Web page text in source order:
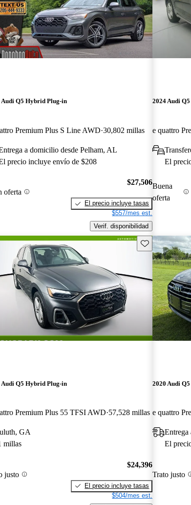
Audi Q5 Hybrid Plug-in
Premium Plus S Line AWD 30,802 millas
a domicilio desde Pelham, AL
precio incluye envío de $208
oferta
$27,506
El precio incluye tasas
$557/mes est.
Verif. disponibilidad
2024 Audi
e quattro
El
Buena
oferta
Aviso Guarda este Aviso
Audi Q5 Hybrid Plug-in
Premium Plus 55 TFSI AWD 57,528 millas
GA
millas
justo
$24,396
El precio incluye tasas
$504/mes est.
2020 Audi
e quattro
El
Trato justo